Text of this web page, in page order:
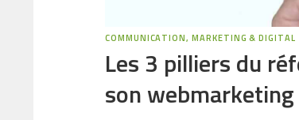
COMMUNICATION, MARKETING & DIGITAL
Les 3 pilliers du
son webmarketing